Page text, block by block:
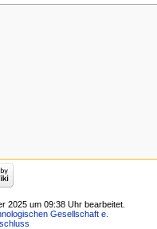
2025 um 09:38 Uhr bearbeitet.
Gesellschaft e.